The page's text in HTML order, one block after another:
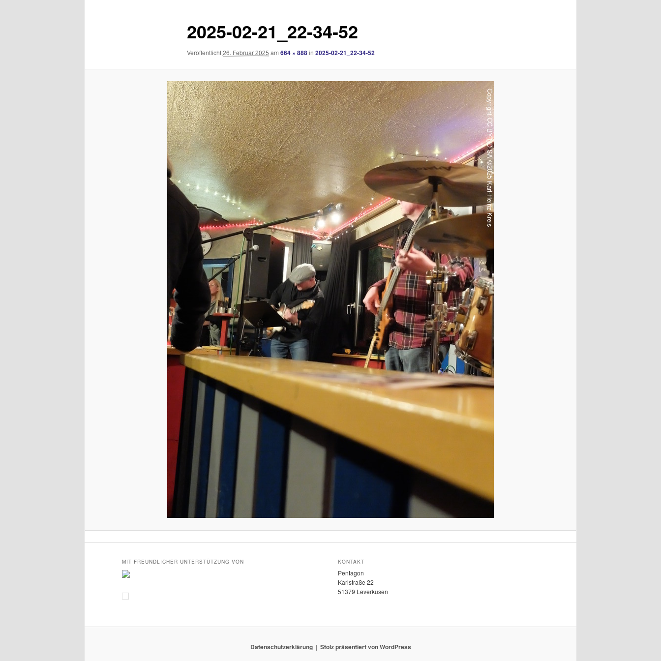
2025-02-21_22-34-52
Veröffentlicht26. Februar 2025 am 664 × 888in 2025-02-21_22-34-52
MIT FREUNDLICHER UNTERSTÜTZUNG VON KONTAKT
Pentagon
Karlstraße 22
51379 Leverkusen
Datenschutzerklärung Stolz präsentiert von WordPress